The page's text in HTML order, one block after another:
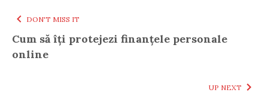
DON'T MISS IT
Cum să îți protejezi finanțele personale
online
UP NEXT